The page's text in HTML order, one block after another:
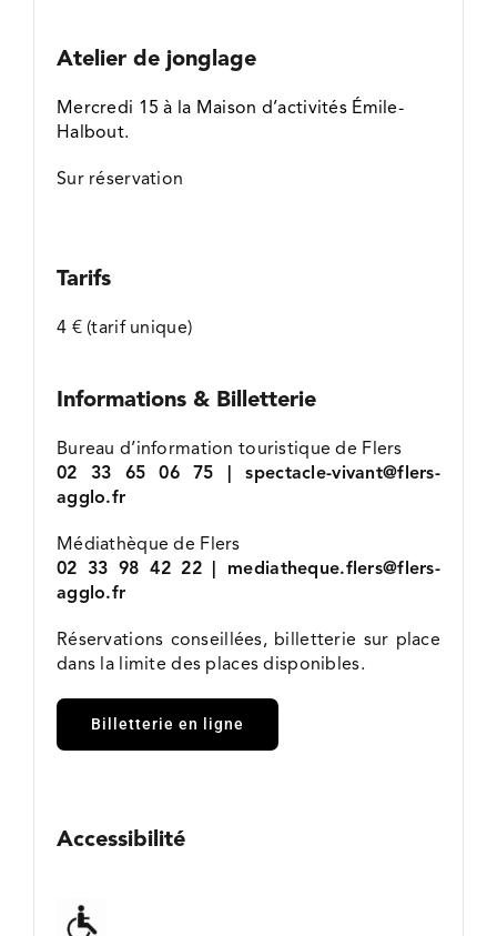
Atelier de jonglage
Mercredi 15 à la Maison d’activités Émile-
Halbout.
Sur réservation
Tarifs
4 € (tarif unique)
Informations & Billetterie
Bureau d’information touristique de Flers
02 33 65 06 75 | spectacle-vivant@flers-
agglo.fr
Médiathèque de Flers
02 33 98 42 22 | mediatheque.flers@flers-
agglo.fr
Réservations conseillées, billetterie sur place
dans la limite des places disponibles.
Billetterie en ligne
Accessibilité